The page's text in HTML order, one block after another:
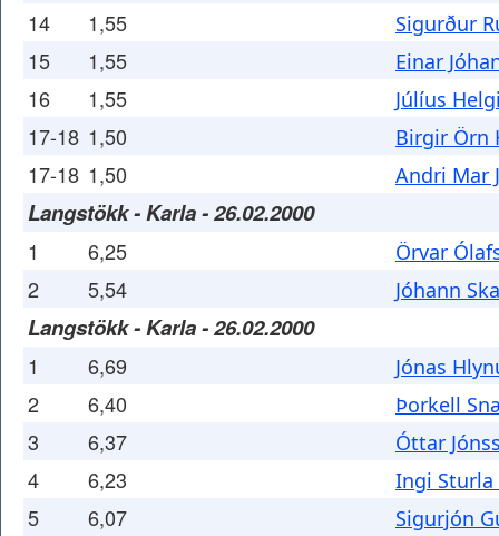
14 1,55 Sigurður
15 1,55 Einar
16 1,55 Júlíus
17-18 1,50 Birgir Örn
17-18 1,50 Andri Mar
Langstökk - Karla - 26.02.2000
1 6,25 Örvar
2 5,54 Jóhann
Langstökk - Karla - 26.02.2000
1 6,69 Jónas
2 6,40 Þorkell
3 6,37 Óttar
4 6,23 Ingi
5 6,07 Sigurjón